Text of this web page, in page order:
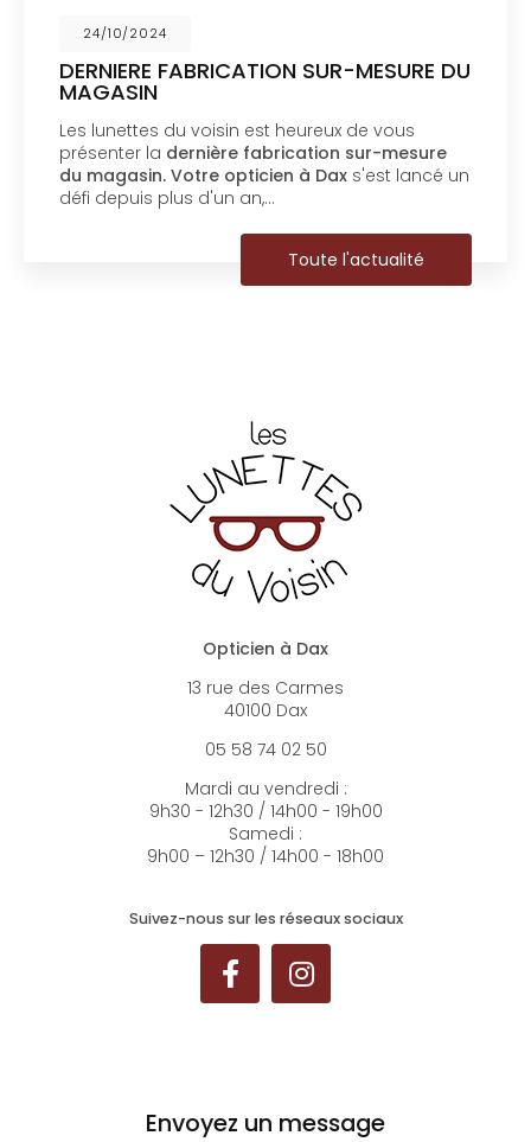
24/10/2024
DERNIERE FABRICATION SUR-MESURE DU
MAGASIN
Les lunettes du voisin est heureux de vous
présenter la dernière fabrication sur-mesure
du magasin. Votre opticien à Dax s'est lancé un
défi depuis plus d'un an,…
Toute l'actualité
Opticien à Dax
13 rue des Carmes
40100 Dax
05 58 74 02 50
Mardi au vendredi :
9h30 - 12h30 / 14h00 - 19h00
Samedi :
9h00 – 12h30 / 14h00 - 18h00
Suivez-nous sur les réseaux sociaux
Envoyez un message